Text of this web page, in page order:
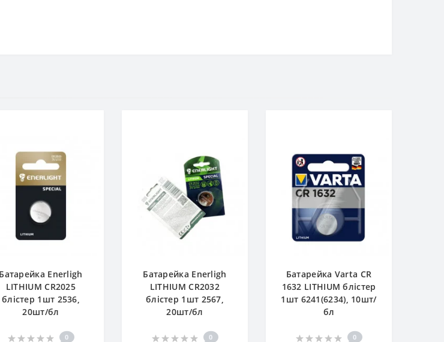
Батарейка Enerligh
LITHIUM CR2025
блістер 1шт 2536,
20шт/бл
0
Батарейка Enerligh
LITHIUM CR2032
блістер 1шт 2567,
20шт/бл
0
Батарейка Varta CR
1632 LITHIUM блістер
1шт 6241(6234), 10шт/
бл
0